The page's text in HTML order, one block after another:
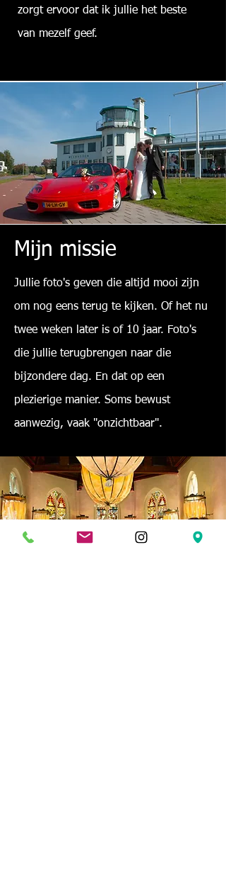
zorgt ervoor dat ik jullie het beste
van mezelf geef.
Mijn missie
Jullie foto's geven die altijd mooi zijn
om nog eens terug te kijken. Of het nu
twee weken later is of 10 jaar. Foto's
die jullie terugbrengen naar die
bijzondere dag. En dat op een
plezierige manier. Soms bewust
aanwezig, vaak "onzichtbaar".